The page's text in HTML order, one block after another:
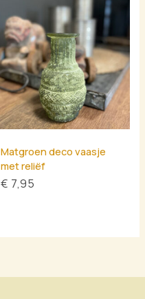
Matgroen deco vaasje
met reliëf
€ 7,95